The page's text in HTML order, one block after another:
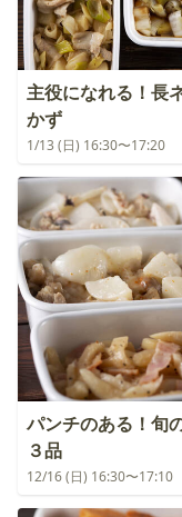
主役になれる！長
かず
1/13 (日) 16:30〜17:20
パンチのある！旬
３品
12/16 (日) 16:30〜17:10